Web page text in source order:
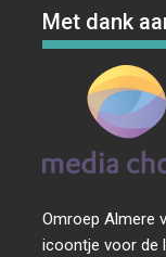
Met dank
Omroep Almere
icoontje voor de